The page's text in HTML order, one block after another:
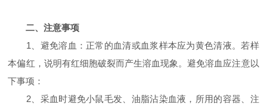
二、注意事项
1、避免溶血：正常的血清或血浆样本应为黄色清液。若样
本偏红，说明有红细胞破裂而产生溶血现象。避免溶血应注意以
下事项：
2、采血时避免小鼠毛发、油脂沾染血液，所用的容器、注